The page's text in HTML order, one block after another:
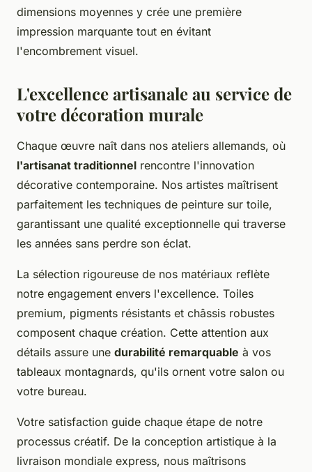
dimensions moyennes y crée une première
impression marquante tout en évitant
l'encombrement visuel.
L'excellence artisanale au service de
votre décoration murale
Chaque œuvre naît dans nos ateliers allemands, où
l'artisanat traditionnel rencontre l'innovation
décorative contemporaine. Nos artistes maîtrisent
parfaitement les techniques de peinture sur toile,
garantissant une qualité exceptionnelle qui traverse
les années sans perdre son éclat.
La sélection rigoureuse de nos matériaux reflète
notre engagement envers l'excellence. Toiles
premium, pigments résistants et châssis robustes
composent chaque création. Cette attention aux
détails assure une durabilité remarquable à vos
tableaux montagnards, qu'ils ornent votre salon ou
votre bureau.
Votre satisfaction guide chaque étape de notre
processus créatif. De la conception artistique à la
livraison mondiale express, nous maîtrisons